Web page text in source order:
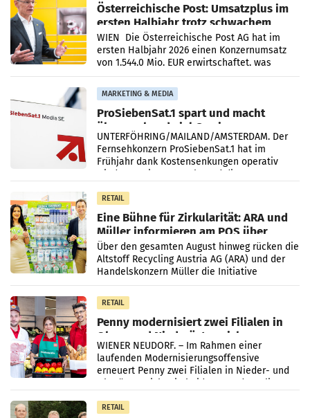
Österreichische Post: Umsatzplus im
ersten Halbjahr trotz schwachem
Briefgeschäft
WIEN Die Österreichische Post AG hat im
ersten Halbjahr 2026 einen Konzernumsatz
von 1.544,0 Mio. EUR erwirtschaftet, was
einem Plus von 3,8 Prozent gegenüber dem
Vergleichszeitraum
MARKETING & MEDIA
ProSiebenSat.1 spart und macht
überraschend viel Gewinn
UNTERFÖHRING/MAILAND/AMSTERDAM. Der
Fernsehkonzern ProSiebenSat.1 hat im
Frühjahr dank Kostensenkungen operativ
wieder Gewinn gemacht und die
RETAIL
Eine Bühne für Zirkularität: ARA und
Müller informieren am POS über
Kreislauffähigkeit
Über den gesamten August hinweg rücken die
Altstoff Recycling Austria AG (ARA) und der
Handelskonzern Müller die Initiative
„Kreislauf-Helden“ in allen österreichischen
Müller-Filialen
RETAIL
Penny modernisiert zwei Filialen in
Ober- und Niederösterreich
WIENER NEUDORF. – Im Rahmen einer
laufenden Modernisierungsoffensive
erneuert Penny zwei Filialen in Nieder- und
Oberösterreich. Die beiden Standorte liegen
RETAIL